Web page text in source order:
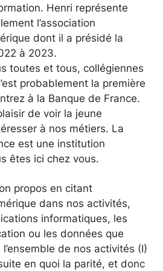
Henri représente
l’association
dont il a présidé la
à 2023.
toutes et tous, collégiennes
probablement la première
à la Banque de France.
de voir la jeune
à nos métiers. La
est une institution
êtes ici chez vous.
propos en citant
dans nos activités,
informatiques, les
ou les données que
de nos activités (I)
en quoi la parité, et donc